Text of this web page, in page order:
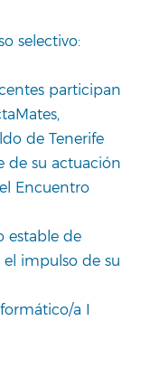
selectivo:
participan
de Tenerife
de su actuación
Encuentro
estable de
impulso de su
a I